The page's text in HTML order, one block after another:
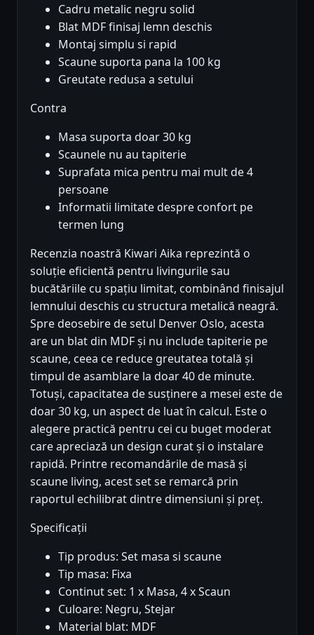
Cadru metalic negru solid
Blat MDF finisaj lemn deschis
Montaj simplu si rapid
Scaune suporta pana la 100 kg
Greutate redusa a setului
Contra
Masa suporta doar 30 kg
Scaunele nu au tapiterie
Suprafata mica pentru mai mult de 4
persoane
Informatii limitate despre confort pe
termen lung
Recenzia noastră Kiwari Aika reprezintă o
soluție eficientă pentru livingurile sau
bucătăriile cu spațiu limitat, combinând finisajul
lemnului deschis cu structura metalică neagră.
Spre deosebire de setul Denver Oslo, acesta
are un blat din MDF și nu include tapiterie pe
scaune, ceea ce reduce greutatea totală și
timpul de asamblare la doar 40 de minute.
Totuși, capacitatea de susținere a mesei este de
doar 30 kg, un aspect de luat în calcul. Este o
alegere practică pentru cei cu buget moderat
care apreciază un design curat și o instalare
rapidă. Printre recomandările de masă și
scaune living, acest set se remarcă prin
raportul echilibrat dintre dimensiuni și preț.
Specificații
Tip produs: Set masa si scaune
Tip masa: Fixa
Continut set: 1 x Masa, 4 x Scaun
Culoare: Negru, Stejar
Material blat: MDF